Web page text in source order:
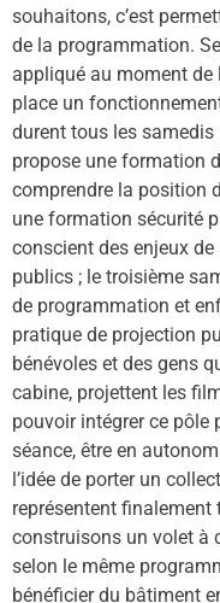
souhaitons, c’est
de la programmation.
appliqué au moment de
place un
durent tous les
propose une formation
comprendre la position
une formation sécurité
conscient des enjeux de
publics ; le troisième
de programmation et
pratique de projection
bénévoles et des gens
cabine, projettent les
pouvoir intégrer ce pôle
séance, être en
l’idée de porter un
représentent
construisons un volet à
selon le même
bénéficier du bâtiment